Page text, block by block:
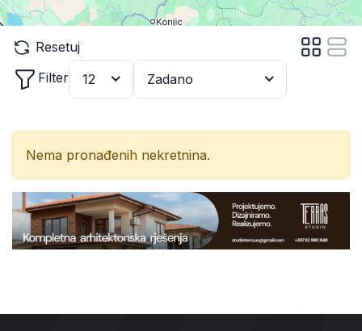
Resetuj
Filter
12 Zadano
Nema pronađenih nekretnina.